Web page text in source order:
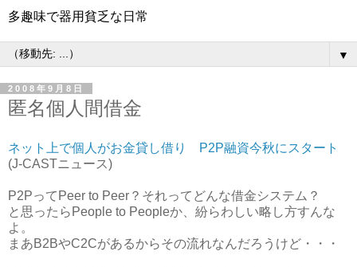
多趣味で器用貧乏な日常
▼
2008年9月8日
匿名個人間借金
ネット上で個人がお金貸し借り P2P融資今秋にスタート
(J-CASTニュース)
P2PってPeer to Peer？それってどんな借金システム？
と思ったらPeople to Peopleか、紛らわしい略し方すんな
よ。
まあB2BやC2Cがあるからその流れなんだろうけど・・・